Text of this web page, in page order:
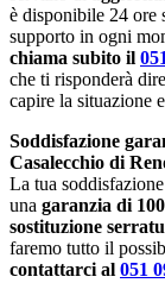
è disponibile 24 ore
supporto in ogni
chiama subito il
che ti risponderà
capire la situazione
Soddisfazione
Casalecchio di
La tua
una garanzia di
sostituzione
faremo tutto il
contattarci al 051